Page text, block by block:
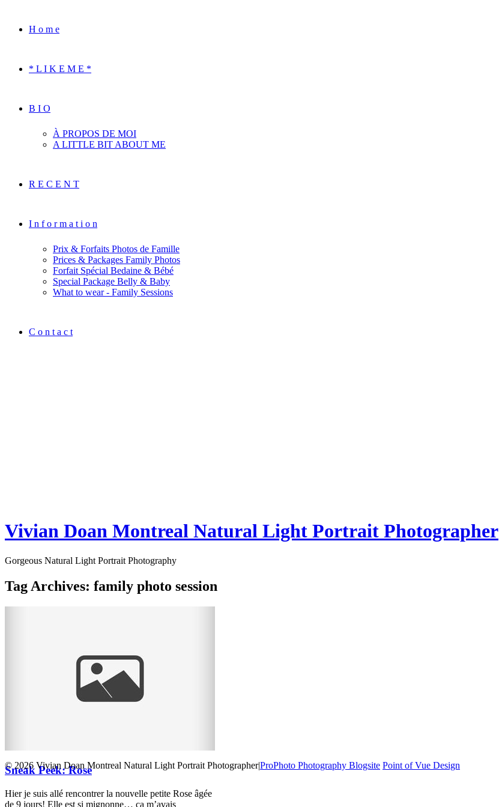
H o m e
* L I K E M E *
B I O
À PROPOS DE MOI
A LITTLE BIT ABOUT ME
R E C E N T
I n f o r m a t i o n
Prix & Forfaits Photos de Famille
Prices & Packages Family Photos
Forfait Spécial Bedaine & Bébé
Special Package Belly & Baby
What to wear - Family Sessions
C o n t a c t
Vivian Doan Montreal Natural Light Portrait Photographer
Gorgeous Natural Light Portrait Photography
Tag Archives: family photo session
Sneak Peek: Rose
Hier je suis allé rencontrer la nouvelle petite Rose âgée
de 9 jours! Elle est si mignonne… ça m’avais
© 2026 Vivian Doan Montreal Natural Light Portrait Photographer|ProPhoto Photography Blogsite Point of Vue Design